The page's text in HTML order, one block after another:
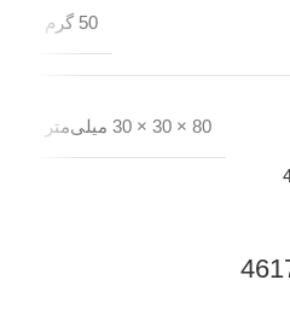
50 گرم
80 × 30 × 30 میلی‌متر